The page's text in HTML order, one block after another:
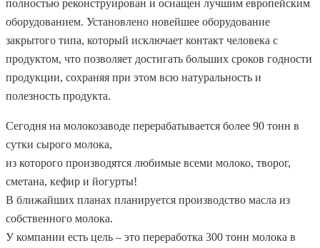
полностью реконструирован и оснащен лучшим европейским
оборудованием. Установлено новейшее оборудование
закрытого типа, который исключает контакт человека с
продуктом, что позволяет достигать больших сроков годности
продукции, сохраняя при этом всю натуральность и
полезность продукта.
Сегодня на молокозаводе перерабатывается более 90 тонн в
сутки сырого молока,
из которого производятся любимые всеми молоко, творог,
сметана, кефир и йогурты!
В ближайших планах планируется производство масла из
собственного молока.
У компании есть цель – это переработка 300 тонн молока в